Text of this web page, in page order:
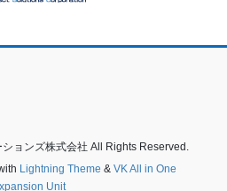
ョンズ株式会社 All Rights Reserved.
Lightning Theme & VK All in One
Unit